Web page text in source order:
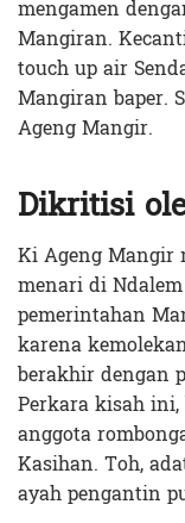
mengamen
Mangiran.
touch up air
Mangiran baper.
Ageng Mangir.
Dikritisi
Ki Ageng Mangir
menari di
pemerintahan
karena
berakhir dengan
Perkara kisah
anggota
Kasihan. Toh,
ayah pengantin